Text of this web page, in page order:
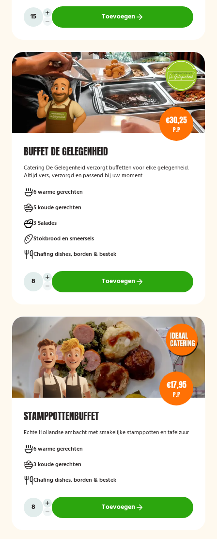
Toevoegen
€30,25
P.P
BUFFET DE GELEGENHEID
Catering De Gelegenheid verzorgt buffetten voor elke gelegenheid.
Altijd vers, verzorgd en passend bij uw moment.
6 warme gerechten
5 koude gerechten
3 Salades
Stokbrood en smeersels
Chafing dishes, borden & bestek
Toevoegen
€17,95
P.P
STAMPPOTTENBUFFET
Echte Hollandse ambacht met smakelijke stamppotten en tafelzuur
6 warme gerechten
3 koude gerechten
Chafing dishes, borden & bestek
Toevoegen